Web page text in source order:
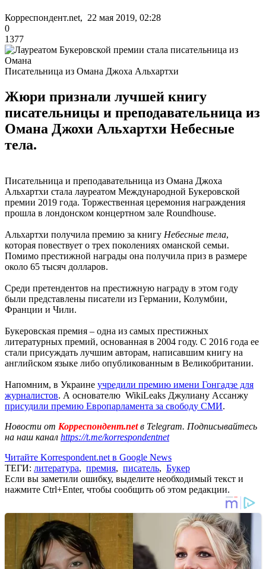
Корреспондент.net, 22 мая 2019, 02:28
0
1377
Писательница из Омана Джоха Альхартхи
Жюри признали лучшей книгу
писательницы и преподавательница из
Омана Джохи Альхартхи Небесные
тела.
Писательница и преподавательница из Омана Джоха
Альхартхи стала лауреатом Международной Букеровской
премии 2019 года. Торжественная церемония награждения
прошла в лондонском концертном зале Roundhouse.
Альхартхи получила премию за книгу Небесные тела,
которая повествует о трех поколениях оманской семьи.
Помимо престижной награды она получила приз в размере
около 65 тысяч долларов.
Среди претендентов на престижную награду в этом году
были представлены писатели из Германии, Колумбии,
Франции и Чили.
Букеровская премия – одна из самых престижных
литературных премий, основанная в 2004 году. С 2016 года ее
стали присуждать лучшим авторам, написавшим книгу на
английском языке либо опубликованным в Великобритании.
Напомним, в Украине учредили премию имени Гонгадзе для
журналистов. А основателю WikiLeaks Джулиану Ассанжу
присудили премию Европарламента за свободу СМИ.
Новости от Корреспондент.netв Telegram. Подписывайтесь
на наш канал https://t.me/korrespondentnet
Читайте Korrespondent.net в Google News
ТЕГИ: литература, премия, писатель, Букер
Если вы заметили ошибку, выделите необходимый текст и
нажмите Ctrl+Enter, чтобы сообщить об этом редакции.